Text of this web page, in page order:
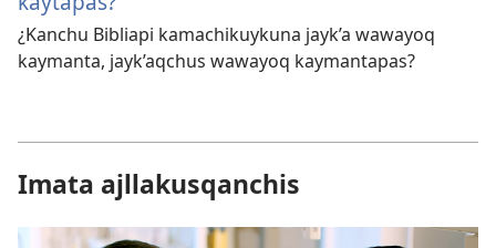
¿Kanchu Bibliapi kamachikuykuna jayk’a wawayoq
kaymanta, jayk’aqchus wawayoq kaymantapas?
Imata ajllakusqanchis